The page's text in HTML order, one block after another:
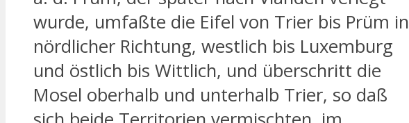
wurde, umfaßte die Eifel von Trier bis Prüm in
nördlicher Richtung, westlich bis Luxemburg
und östlich bis Wittlich, und überschritt die
Mosel oberhalb und unterhalb Trier, so daß